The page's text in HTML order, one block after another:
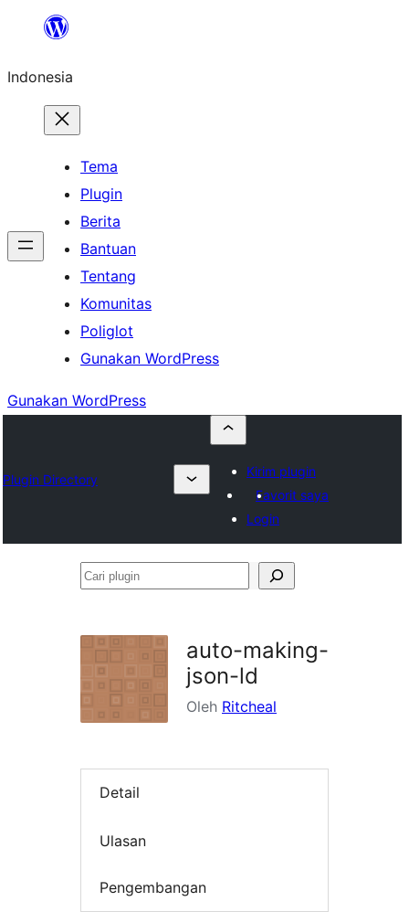
Lewati
konten
Indonesia
Tema
Plugin
Berita
Bantuan
Tentang
Komunitas
Poliglot
Gunakan WordPress
Gunakan WordPress
Plugin Directory
Kirim plugin
Favorit saya
Login
Cari
auto-making-
json-ld
Oleh Ritcheal
Detail
Ulasan
Pengembangan